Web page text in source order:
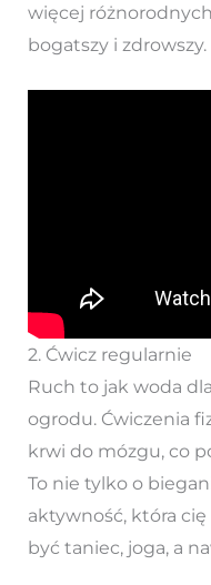
więcej
bogatszy i zdrowszy.
2. Ćwicz regularnie
Ruch to jak woda
ogrodu. Ćwiczenia
krwi do mózgu, co
To nie tylko o
aktywność, która
być taniec, joga, a